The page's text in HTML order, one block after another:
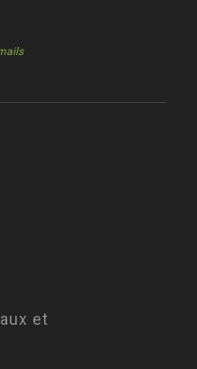
et